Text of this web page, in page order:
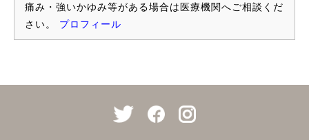
痛み・強いかゆみ等がある場合は医療機関へご相談くだ
さい。 プロフィール